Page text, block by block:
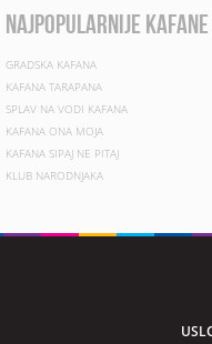
najpopularnije kafane
GRADSKA KAFANA
KAFANA TARAPANA
SPLAV NA VODI KAFANA
KAFANA ONA MOJA
KAFANA SIPAJ NE PITAJ
KLUB NARODNJAKA